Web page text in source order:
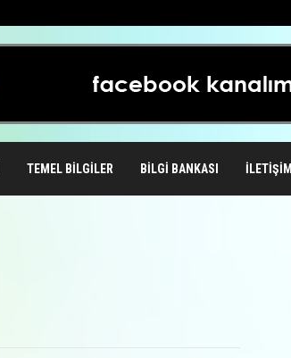
TEMEL BILGILER BILGI BANKASI İLETIŞIM